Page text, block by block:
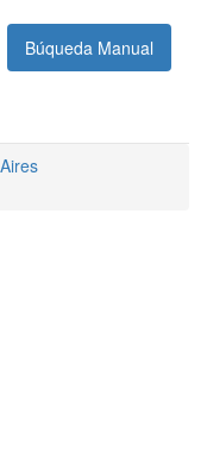
Búqueda Manual